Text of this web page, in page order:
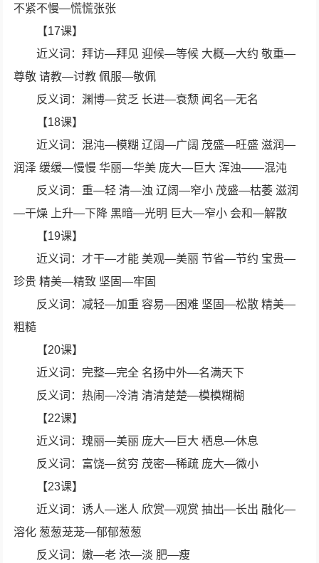
不紧不慢—慌慌张张
【17课】
近义词：拜访—拜见 迎候—等候 大概—大约 敬重—
尊敬 请教—讨教 佩服—敬佩
反义词：渊博—贫乏 长进—衰颓 闻名—无名
【18课】
近义词：混沌—模糊 辽阔—广阔 茂盛—旺盛 滋润—
润泽 缓缓—慢慢 华丽—华美 庞大—巨大 浑浊——混沌
反义词：重—轻 清—浊 辽阔—窄小 茂盛—枯萎 滋润
—干燥 上升—下降 黑暗—光明 巨大—窄小 会和—解散
【19课】
近义词：才干—才能 美观—美丽 节省—节约 宝贵—
珍贵 精美—精致 坚固—牢固
反义词：减轻—加重 容易—困难 坚固—松散 精美—
粗糙
【20课】
近义词：完整—完全 名扬中外—名满天下
反义词：热闹—冷清 清清楚楚—模模糊糊
【22课】
近义词：瑰丽—美丽 庞大—巨大 栖息—休息
反义词：富饶—贫穷 茂密—稀疏 庞大—微小
【23课】
近义词：诱人—迷人 欣赏—观赏 抽出—长出 融化—
溶化 葱葱茏茏—郁郁葱葱
反义词：嫩—老 浓—淡 肥—瘦